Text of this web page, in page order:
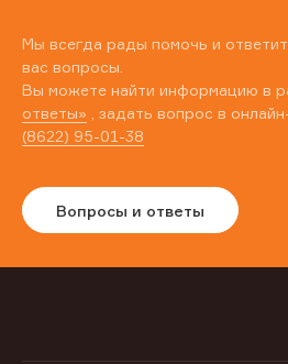
Мы всегда рады помочь и
вас вопросы.
Вы можете найти информацию в
ответы» , задать вопрос в
(8622) 95-01-38
Вопросы и ответы